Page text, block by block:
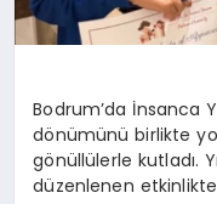
Bodrum’da İnsanca
dönümünü birlikte
gönüllülerle kutladı.
düzenlenen